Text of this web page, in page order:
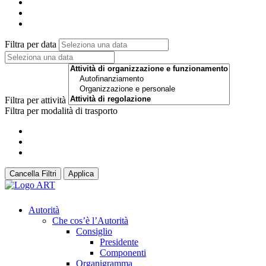
Filtra per data
Filtra per attività
Filtra per modalità di trasporto
Cancella Filtri Applica
Autorità
Che cos’è l’Autorità
Consiglio
Presidente
Componenti
Organigramma